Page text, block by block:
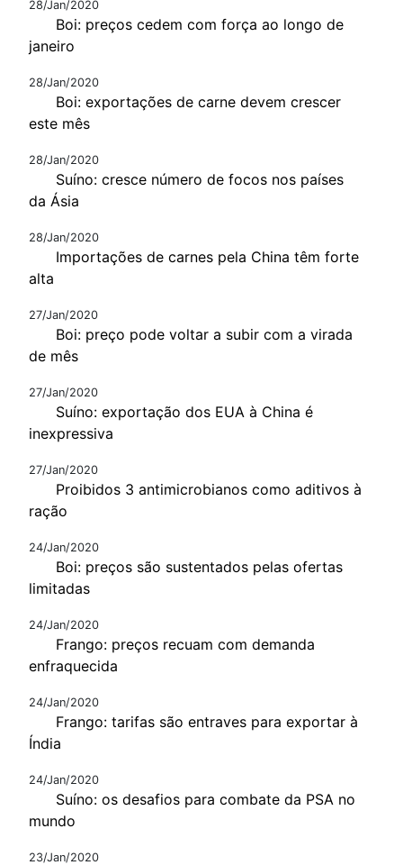
28/Jan/2020
Boi: preços cedem com força ao longo de
janeiro
28/Jan/2020
Boi: exportações de carne devem crescer
este mês
28/Jan/2020
Suíno: cresce número de focos nos países
da Ásia
28/Jan/2020
Importações de carnes pela China têm forte
alta
27/Jan/2020
Boi: preço pode voltar a subir com a virada
de mês
27/Jan/2020
Suíno: exportação dos EUA à China é
inexpressiva
27/Jan/2020
Proibidos 3 antimicrobianos como aditivos à
ração
24/Jan/2020
Boi: preços são sustentados pelas ofertas
limitadas
24/Jan/2020
Frango: preços recuam com demanda
enfraquecida
24/Jan/2020
Frango: tarifas são entraves para exportar à
Índia
24/Jan/2020
Suíno: os desafios para combate da PSA no
mundo
23/Jan/2020